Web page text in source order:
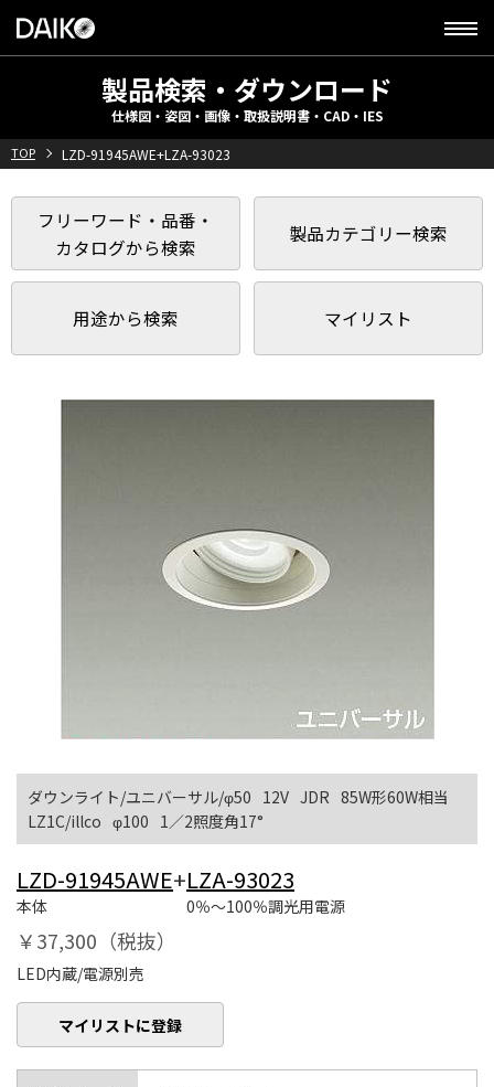
製品検索・ダウンロード
仕様図・姿図・画像・取扱説明書・CAD・IES
TOP LZD-91945AWE+LZA-93023
フリーワード・品番・
カタログから検索
製品カテゴリー検索
用途から検索 マイリスト
ダウンライト/ユニバーサル/φ50 12V JDR 85W形60W相当
LZ1C/illco φ100 1／2照度角17°
LZD-91945AWE+
本体
LZA-93023
0％～100％調光用電源
￥37,300（税抜）
LED内蔵/電源別売
マイリストに登録